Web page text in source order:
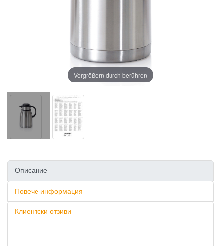
Vergrößern durch berühren
Описание
Повече информация
Клиентски отзиви